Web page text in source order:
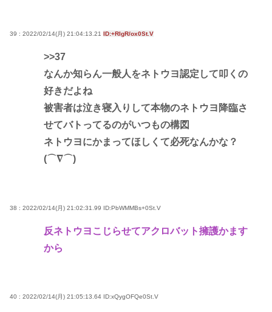
39 : 2022/02/14(月) 21:04:13.21 ID:+RIgR/ox0St.V
>>37
なんか知らん一般人をネトウヨ認定して叩くの
好きだよね
被害者は泣き寝入りして本物のネトウヨ降臨さ
せてバトってるのがいつもの構図
ネトウヨにかまってほしくて必死なんかな？
(⌒∇⌒)
38 : 2022/02/14(月) 21:02:31.99 ID:PbWMMBs+0St.V
反ネトウヨこじらせてアクロバット擁護かます
から
40 : 2022/02/14(月) 21:05:13.64 ID:xQygOFQe0St.V